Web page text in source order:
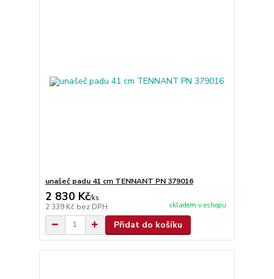
unašeč padu 41 cm TENNANT PN 379016
2 830 Kč/ks
2 339 Kč bez DPH skladem v eshopu
Přidat do košíku